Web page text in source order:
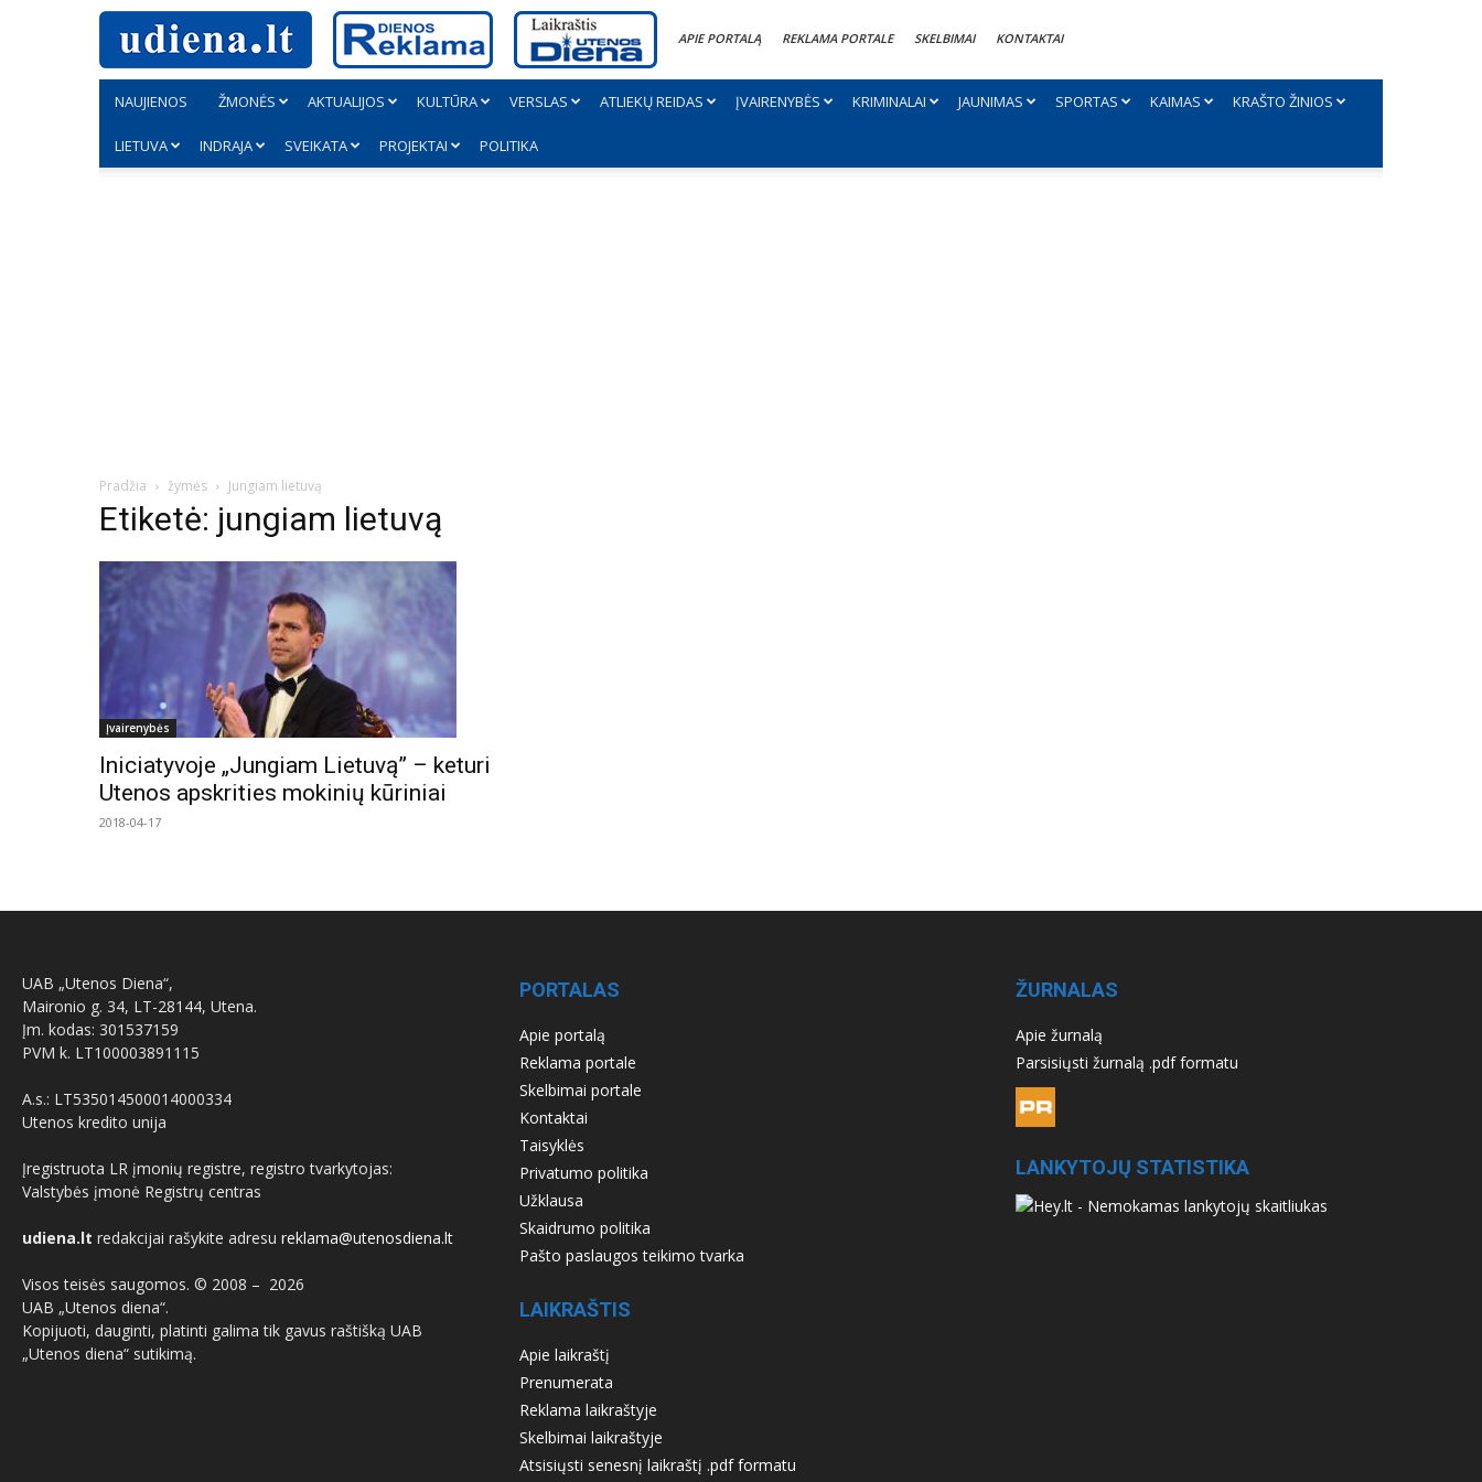
APIE PORTALĄ REKLAMA PORTALE SKELBIMAI KONTAKTAI
NAUJIENOS ŽMONĖS AKTUALIJOS KULTŪRA VERSLAS ATLIEKŲ REIDAS ĮVAIRENYBĖS KRIMINALAI JAUNIMAS SPORTAS KAIMAS KRAŠTO ŽINIOS
LIETUVA INDRAJA SVEIKATA PROJEKTAI POLITIKA
Pradžia žymės Jungiam lietuvą
Etiketė: jungiam lietuvą
Įvairenybės
Iniciatyvoje „Jungiam Lietuvą” – keturi
Utenos apskrities mokinių kūriniai
2018-04-17
UAB „Utenos Diena“,
Maironio g. 34, LT-28144, Utena.
Įm. kodas: 301537159
PVM k. LT100003891115
A.s.: LT535014500014000334
Utenos kredito unija
Įregistruota LR įmonių registre, registro tvarkytojas:
Valstybės įmonė Registrų centras
udiena.lt redakcijai rašykite adresu reklama@utenosdiena.lt
Visos teisės saugomos. © 2008 – 2026
UAB „Utenos diena“.
Kopijuoti, dauginti, platinti galima tik gavus raštišką UAB
„Utenos diena“ sutikimą.
PORTALAS
Apie portalą
Reklama portale
Skelbimai portale
Kontaktai
Taisyklės
Privatumo politika
Užklausa
Skaidrumo politika
Pašto paslaugos teikimo tvarka
LAIKRAŠTIS
Apie laikraštį
Prenumerata
Reklama laikraštyje
Skelbimai laikraštyje
Atsisiųsti senesnį laikraštį .pdf formatu
ŽURNALAS
Apie žurnalą
Parsisiųsti žurnalą .pdf formatu
LANKYTOJŲ STATISTIKA